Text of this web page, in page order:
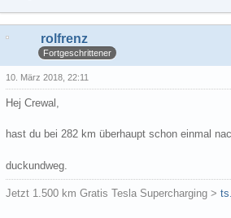
rolfrenz
Fortgeschrittener
10. März 2018, 22:11
Hej Crewal,
hast du bei 282 km überhaupt schon einmal
duckundweg.
Jetzt 1.500 km Gratis Tesla Supercharging >